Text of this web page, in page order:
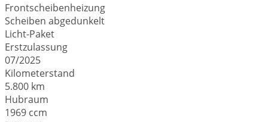
Frontscheibenheizung
Scheiben abgedunkelt
Licht-Paket
Erstzulassung
07/2025
Kilometerstand
5.800 km
Hubraum
1969 ccm